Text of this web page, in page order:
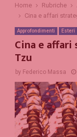
Home Rubriche
Cina e affari
Approfondimenti Esteri
Cina e
Tzu
by Federico Massa